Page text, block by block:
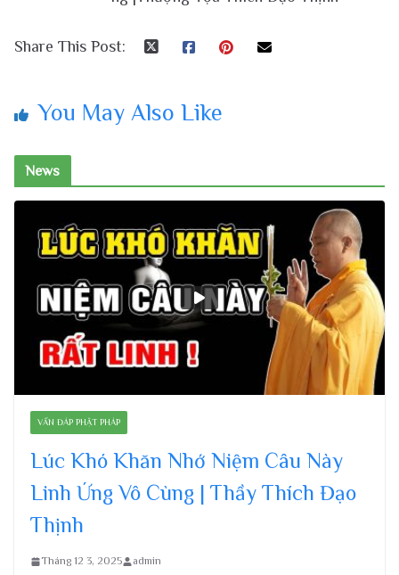
Share This Post:
You May Also Like
News
VẤN ĐÁP PHẬT PHÁP
Lúc Khó Khăn Nhớ Niệm Câu Này
Linh Ứng Vô Cùng | Thầy Thích Đạo
Thịnh
Tháng 12 3, 2025 admin